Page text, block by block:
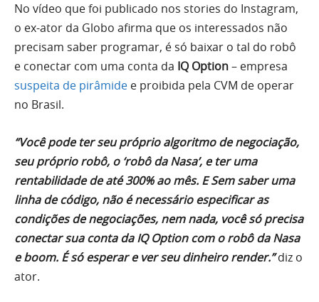
No vídeo que foi publicado nos stories do Instagram,
o ex-ator da Globo afirma que os interessados não
precisam saber programar, é só baixar o tal do robô
e conectar com uma conta da IQ Option– empresa
suspeita de pirâmide e proibida pela CVM de operar
no Brasil.
“Você pode ter seu próprio algoritmo de negociação,
seu próprio robô, o ‘robô da Nasa’, e ter uma
rentabilidade de até 300% ao mês. E Sem saber uma
linha de código, não é necessário especificar as
condições de negociações, nem nada, você só precisa
conectar sua conta da IQ Option com o robô da Nasa
e boom. É só esperar e ver seu dinheiro render.”diz o
ator.